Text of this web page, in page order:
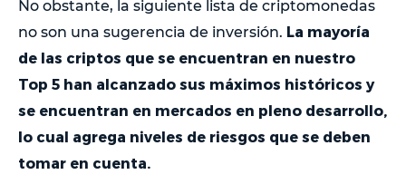
No obstante, la siguiente lista de criptomonedas
no son una sugerencia de inversión. La mayoría
de las criptos que se encuentran en nuestro
Top 5 han alcanzado sus máximos históricos y
se encuentran en mercados en pleno desarrollo,
lo cual agrega niveles de riesgos que se deben
tomar en cuenta.